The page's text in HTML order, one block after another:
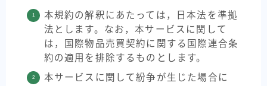
本規約の解釈にあたっては，日本法を準拠
法とします。なお，本サービスに関して
は，国際物品売買契約に関する国際連合条
約の適用を排除するものとします。
本サービスに関して紛争が生じた場合に